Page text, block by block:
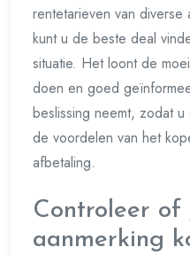
rentetarieven van
kunt u de beste deal
situatie. Het loont de
doen en goed
beslissing neemt, zodat
de voordelen van het
afbetaling.
Controleer of
aanmerking